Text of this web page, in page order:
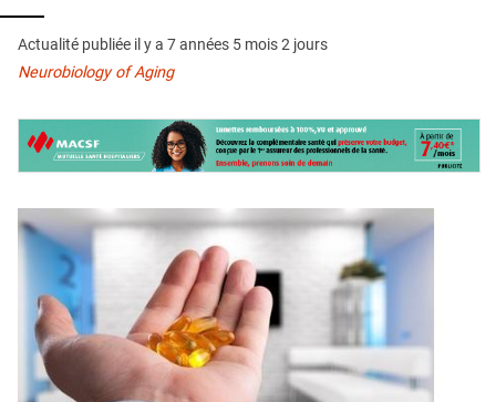
CONDITIONS GÉNÉRALES
CONTACT
Actualité publiée il y a 7 années 5 mois 2 jours
Neurobiology of Aging